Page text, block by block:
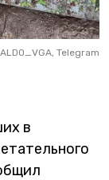
Telegram
в